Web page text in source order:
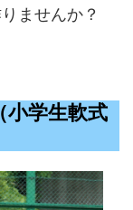
ませんか？
学生軟式